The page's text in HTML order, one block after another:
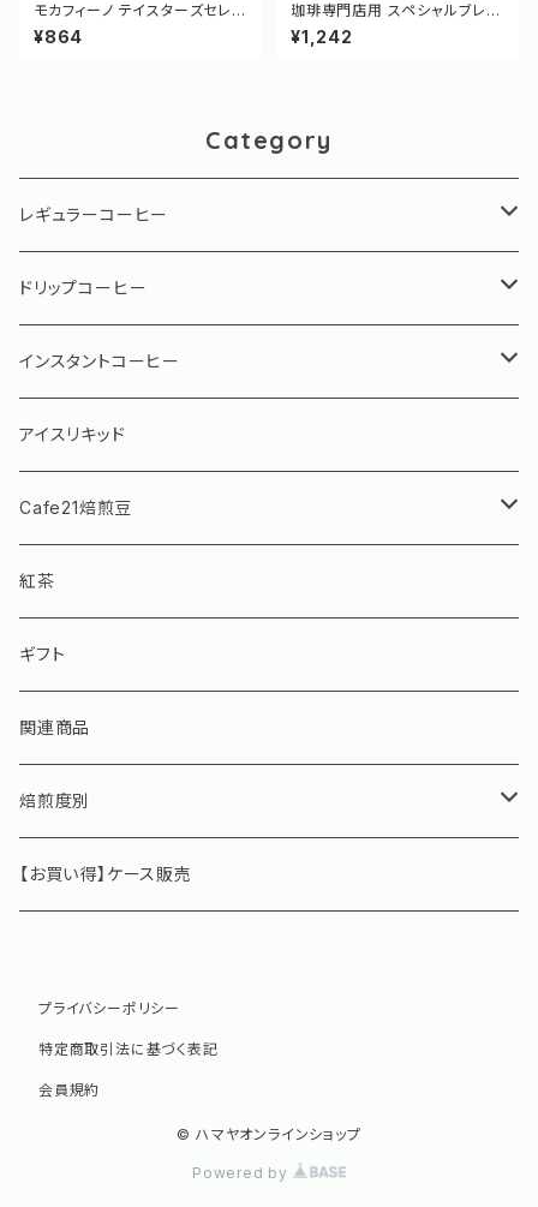
モカフィーノ テイスターズセレク
ション エクストラテイスト 60g
[2087]
¥864
珈琲専門店用 スペシャルブレン
ド(粉) 300g [3398]
¥1,242
Category
レギュラーコーヒー
珈琲専門店用シリーズ
水出しアイスコーヒー
ドリップコーヒー
珈琲専門店用シリーズ
グランデックス パーソナルコーヒー
インスタントコーヒー
ブルーマウンテン ボトル（瓶）タイプ
ブルーマウンテン スティックタイプ
モカフィーノ インスタントコーヒー
アイスリキッド
Cafe21焙煎豆
Cafe21焙煎豆 ストレート
Cafe21焙煎豆 ブレンド
Cafe21焙煎豆 季節限定
紅茶
ギフト
関連商品
焙煎度別
深煎り
浅煎り
【お買い得】ケース販売
プライバシーポリシー
特定商取引法に基づく表記
会員規約
© ハマヤオンラインショップ
Powered by